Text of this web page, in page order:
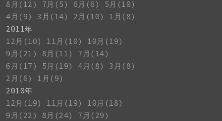
8月(12)
7月(5) 6月(6)
5月(10)
4月(9)
3月(14) 2月(10)
1月(8)
2011年
12月(10)
11月(10)
10月(19)
9月(21)
8月(11)
7月(14)
6月(17)
5月(19) 4月(8)
3月(8)
2月(6)
1月(9)
2010年
12月(19)
11月(19)
10月(18)
9月(22)
8月(24)
7月(29)